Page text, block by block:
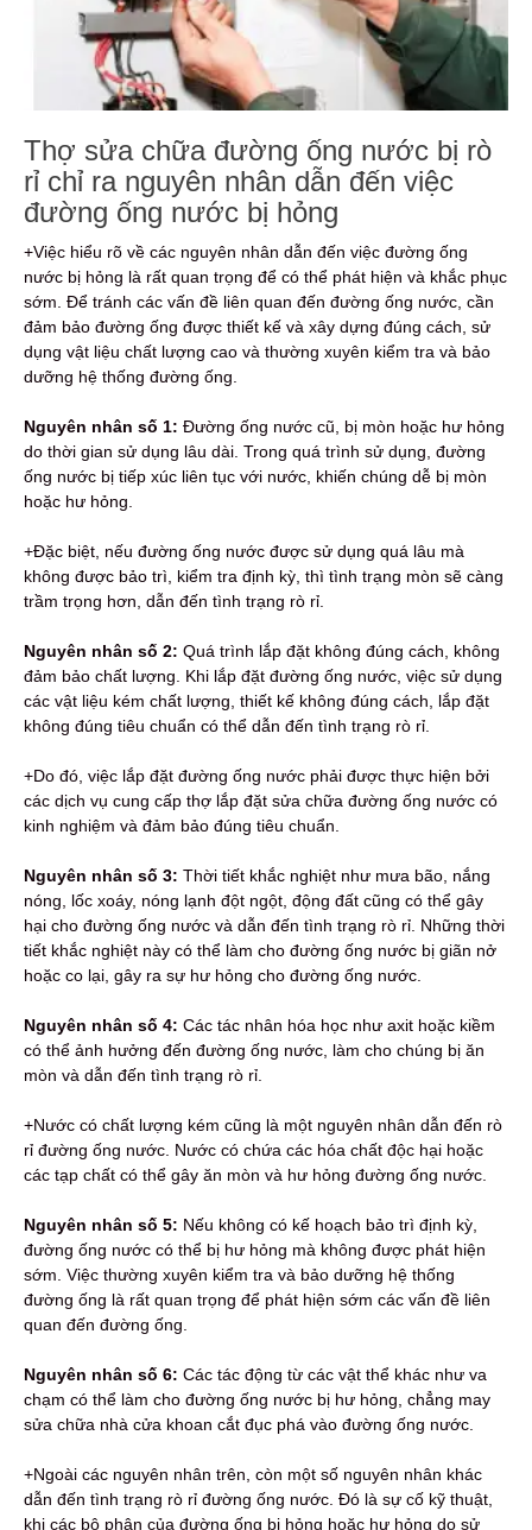
Thợ sửa chữa đường ống nước bị rò
rỉ chỉ ra nguyên nhân dẫn đến việc
đường ống nước bị hỏng
+Việc hiểu rõ về các nguyên nhân dẫn đến việc đường ống
nước bị hỏng là rất quan trọng để có thể phát hiện và khắc phục
sớm. Để tránh các vấn đề liên quan đến đường ống nước, cần
đảm bảo đường ống được thiết kế và xây dựng đúng cách, sử
dụng vật liệu chất lượng cao và thường xuyên kiểm tra và bảo
dưỡng hệ thống đường ống.
Nguyên nhân số 1: Đường ống nước cũ, bị mòn hoặc hư hỏng
do thời gian sử dụng lâu dài. Trong quá trình sử dụng, đường
ống nước bị tiếp xúc liên tục với nước, khiến chúng dễ bị mòn
hoặc hư hỏng.
+Đặc biệt, nếu đường ống nước được sử dụng quá lâu mà
không được bảo trì, kiểm tra định kỳ, thì tình trạng mòn sẽ càng
trầm trọng hơn, dẫn đến tình trạng rò rỉ.
Nguyên nhân số 2: Quá trình lắp đặt không đúng cách, không
đảm bảo chất lượng. Khi lắp đặt đường ống nước, việc sử dụng
các vật liệu kém chất lượng, thiết kế không đúng cách, lắp đặt
không đúng tiêu chuẩn có thể dẫn đến tình trạng rò rỉ.
+Do đó, việc lắp đặt đường ống nước phải được thực hiện bởi
các dịch vụ cung cấp thợ lắp đặt sửa chữa đường ống nước có
kinh nghiệm và đảm bảo đúng tiêu chuẩn.
Nguyên nhân số 3: Thời tiết khắc nghiệt như mưa bão, nắng
nóng, lốc xoáy, nóng lạnh đột ngột, động đất cũng có thể gây
hại cho đường ống nước và dẫn đến tình trạng rò rỉ. Những thời
tiết khắc nghiệt này có thể làm cho đường ống nước bị giãn nở
hoặc co lại, gây ra sự hư hỏng cho đường ống nước.
Nguyên nhân số 4: Các tác nhân hóa học như axit hoặc kiềm
có thể ảnh hưởng đến đường ống nước, làm cho chúng bị ăn
mòn và dẫn đến tình trạng rò rỉ.
+Nước có chất lượng kém cũng là một nguyên nhân dẫn đến rò
rỉ đường ống nước. Nước có chứa các hóa chất độc hại hoặc
các tạp chất có thể gây ăn mòn và hư hỏng đường ống nước.
Nguyên nhân số 5: Nếu không có kế hoạch bảo trì định kỳ,
đường ống nước có thể bị hư hỏng mà không được phát hiện
sớm. Việc thường xuyên kiểm tra và bảo dưỡng hệ thống
đường ống là rất quan trọng để phát hiện sớm các vấn đề liên
quan đến đường ống.
Nguyên nhân số 6: Các tác động từ các vật thể khác như va
chạm có thể làm cho đường ống nước bị hư hỏng, chẳng may
sửa chữa nhà cửa khoan cắt đục phá vào đường ống nước.
+Ngoài các nguyên nhân trên, còn một số nguyên nhân khác
dẫn đến tình trạng rò rỉ đường ống nước. Đó là sự cố kỹ thuật,
khi các bộ phận của đường ống bị hỏng hoặc hư hỏng do sử